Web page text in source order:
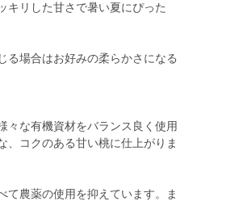
リした甘さで暑い夏にぴった
場合はお好みの柔らかさになる
な有機資材をバランス良く使用
、コクのある甘い桃に仕上がりま
農薬の使用を抑えています。ま